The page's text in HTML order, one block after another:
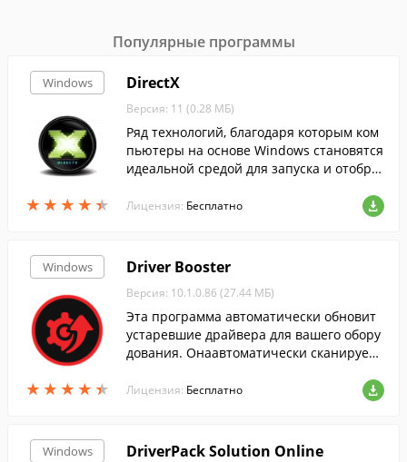
Популярные программы
Windows
★ ★ ★ ★ ★
★ ★ ★ ★ ★
DirectX
Версия: 11 (0.28 МБ)
Ряд технологий, благодаря которым ком
пьютеры на основе Windows становятся
идеальной средой для запуска и отобра
и мультимедиа....
Лицензия: Бесплатно
Windows
★ ★ ★ ★ ★
★ ★ ★ ★ ★
Driver Booster
Версия: 10.1.0.86 (27.44 МБ)
Эта программа автоматически обновит
устаревшие драйвера для вашего обору
дования. Онаавтоматически сканирует
йвера....
Лицензия: Бесплатно
Windows DriverPack Solution Online